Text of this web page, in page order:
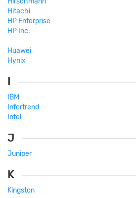
Hitachi
HP Enterprise
HP Inc.
Huawei
Hynix
I
IBM
Infortrend
Intel
J
Juniper
K
Kingston